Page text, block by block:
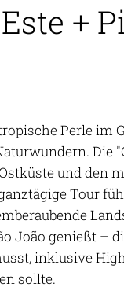
+
Perle im
Die
und den
Tour
João genießt –
inklusive
sollte.